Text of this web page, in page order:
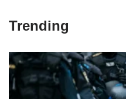
Trending